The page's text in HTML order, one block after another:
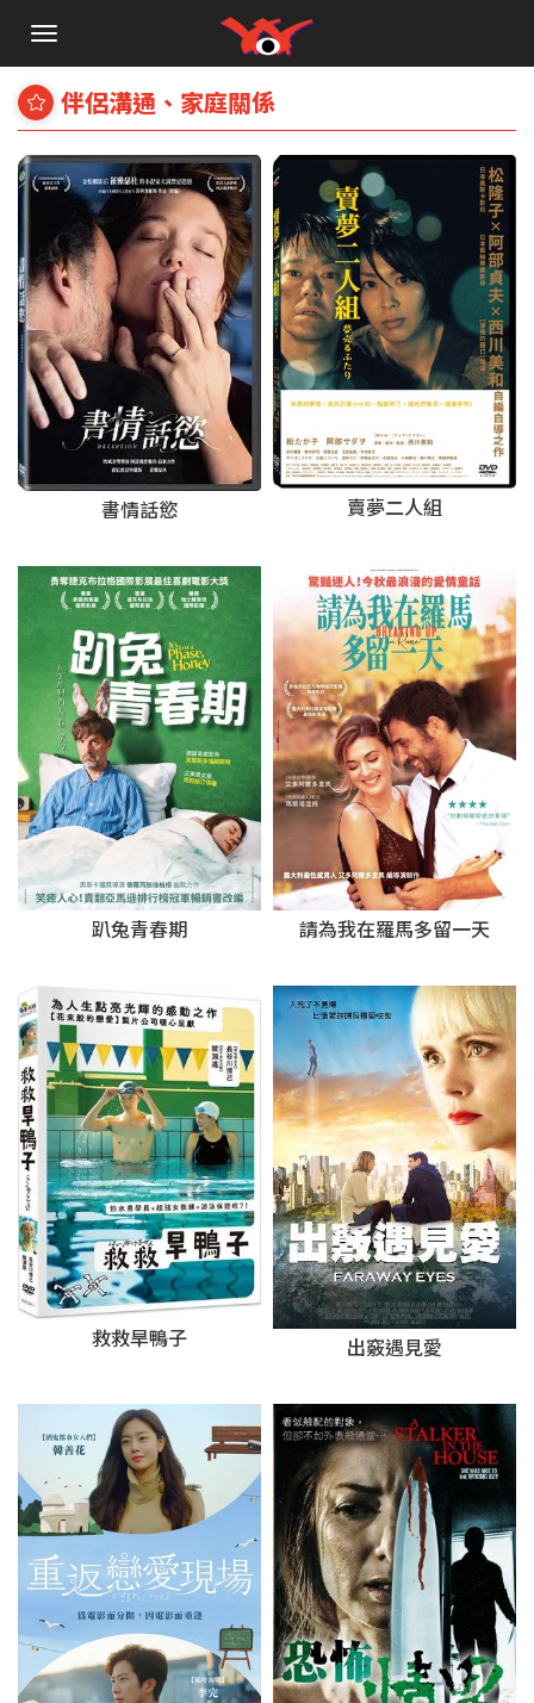
手
選
單
伴侶溝通、家庭關係
書情話慾 賣夢二人組
趴兔青春期 請為我在羅馬多留一天
救救旱鴨子 出竅遇見愛